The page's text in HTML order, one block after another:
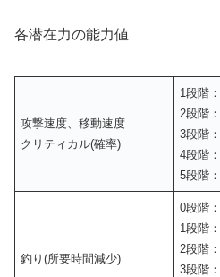
各潜在力の能力値
攻撃速度、移動速度
クリティカル(確率)
1段階
2段階
3段階
4段階
5段階
釣り(所要時間減少)
0段階
1段階
2段階
3段階